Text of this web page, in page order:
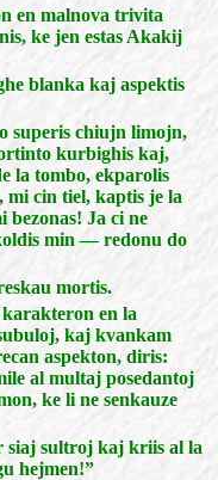
en malnova trivita
ke jen estas Akakij
blanka kaj aspektis
superis chiujn limojn,
kurbighis kaj,
la tombo, ekparolis
mi cin tiel, kaptis je la
bezonas! Ja ci ne
min — redonu do
mortis.
en la
kaj kvankam
aspekton, diris:
al multaj posedantoj
ke li ne senkauze
siaj sultroj kaj kriis al la
hejmen!”